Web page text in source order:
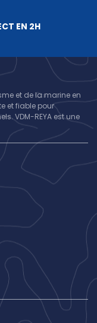
et de la marine en
et fiable pour
VDM-REYA est une
EN 2H